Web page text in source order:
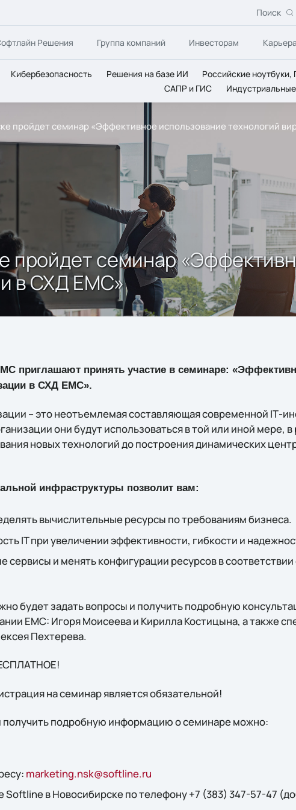
Поиск
Решения Группа компаний Инвесторам Карьера
Кибербезопасность Решения на базе ИИ Российские
САПР и ГИС
пройдет семинар «Эффективное использование технологий
пройдет семинар
в СХД EMC»
приглашают принять участие в семинаре:
в СХД EMC».
– это неотъемлемая составляющая современной IТ-
они будут использоваться в той или иной мере,
новых технологий до построения динамических
инфраструктуры позволит вам:
вычислительные ресурсы по требованиям бизнеса.
IT при увеличении эффективности, гибкости и
сервисы и менять конфигурации ресурсов в
будет задать вопросы и получить подробную
EMC: Игоря Моисеева и Кирилла Костицына, а также
Пехтерева.
на семинар является обязательной!
получить подробную информацию о семинаре можно:
marketing.nsk@softline.ru
Softline в Новосибирске по телефону +7 (383) 347-57-47